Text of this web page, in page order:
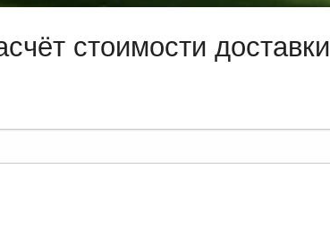
стоимости доставки